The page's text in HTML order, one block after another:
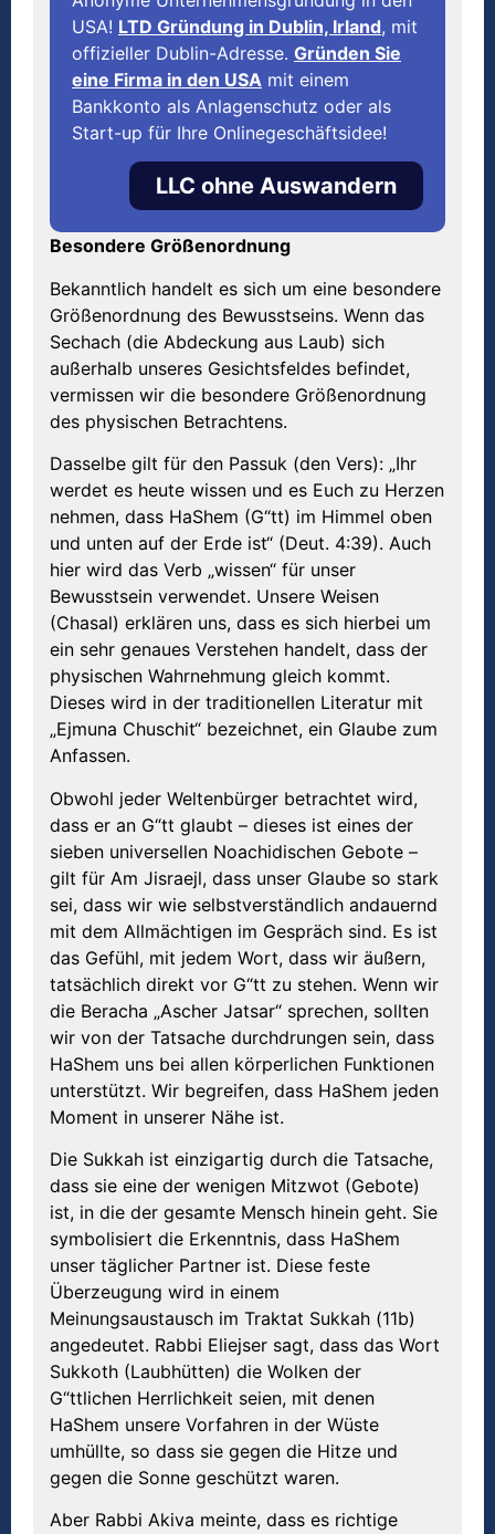
USA! LTD Gründung in Dublin, Irland, mit
offizieller Dublin-Adresse. Gründen Sie
eine Firma in den USA mit einem
Bankkonto als Anlagenschutz oder als
Start-up für Ihre Onlinegeschäftsidee!
LLC ohne Auswandern
Besondere Größenordnung
Bekanntlich handelt es sich um eine besondere
Größenordnung des Bewusstseins. Wenn das
Sechach (die Abdeckung aus Laub) sich
außerhalb unseres Gesichtsfeldes befindet,
vermissen wir die besondere Größenordnung
des physischen Betrachtens.
Dasselbe gilt für den Passuk (den Vers): „Ihr
werdet es heute wissen und es Euch zu Herzen
nehmen, dass HaShem (G“tt) im Himmel oben
und unten auf der Erde ist“ (Deut. 4:39). Auch
hier wird das Verb „wissen“ für unser
Bewusstsein verwendet. Unsere Weisen
(Chasal) erklären uns, dass es sich hierbei um
ein sehr genaues Verstehen handelt, dass der
physischen Wahrnehmung gleich kommt.
Dieses wird in der traditionellen Literatur mit
„Ejmuna Chuschit“ bezeichnet, ein Glaube zum
Anfassen.
Obwohl jeder Weltenbürger betrachtet wird,
dass er an G“tt glaubt – dieses ist eines der
sieben universellen Noachidischen Gebote –
gilt für Am Jisraejl, dass unser Glaube so stark
sei, dass wir wie selbstverständlich andauernd
mit dem Allmächtigen im Gespräch sind. Es ist
das Gefühl, mit jedem Wort, dass wir äußern,
tatsächlich direkt vor G“tt zu stehen. Wenn wir
die Beracha „Ascher Jatsar“ sprechen, sollten
wir von der Tatsache durchdrungen sein, dass
HaShem uns bei allen körperlichen Funktionen
unterstützt. Wir begreifen, dass HaShem jeden
Moment in unserer Nähe ist.
Die Sukkah ist einzigartig durch die Tatsache,
dass sie eine der wenigen Mitzwot (Gebote)
ist, in die der gesamte Mensch hinein geht. Sie
symbolisiert die Erkenntnis, dass HaShem
unser täglicher Partner ist. Diese feste
Überzeugung wird in einem
Meinungsaustausch im Traktat Sukkah (11b)
angedeutet. Rabbi Eliejser sagt, dass das Wort
Sukkoth (Laubhütten) die Wolken der
G“ttlichen Herrlichkeit seien, mit denen
HaShem unsere Vorfahren in der Wüste
umhüllte, so dass sie gegen die Hitze und
gegen die Sonne geschützt waren.
Aber Rabbi Akiva meinte, dass es richtige